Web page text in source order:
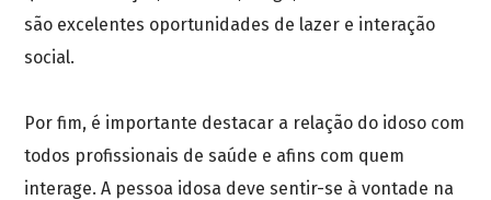
são excelentes oportunidades de lazer e interação
social.
Por fim, é importante destacar a relação do idoso com
todos profissionais de saúde e afins com quem
interage. A pessoa idosa deve sentir-se à vontade na